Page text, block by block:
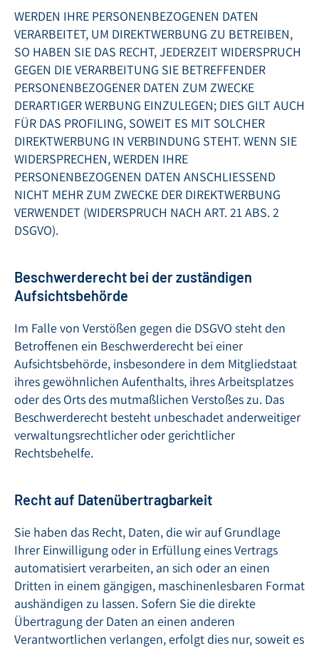
WERDEN IHRE PERSONENBEZOGENEN DATEN
VERARBEITET, UM DIREKTWERBUNG ZU BETREIBEN,
SO HABEN SIE DAS RECHT, JEDERZEIT WIDERSPRUCH
GEGEN DIE VERARBEITUNG SIE BETREFFENDER
PERSONENBEZOGENER DATEN ZUM ZWECKE
DERARTIGER WERBUNG EINZULEGEN; DIES GILT AUCH
FÜR DAS PROFILING, SOWEIT ES MIT SOLCHER
DIREKTWERBUNG IN VERBINDUNG STEHT. WENN SIE
WIDERSPRECHEN, WERDEN IHRE
PERSONENBEZOGENEN DATEN ANSCHLIESSEND
NICHT MEHR ZUM ZWECKE DER DIREKTWERBUNG
VERWENDET (WIDERSPRUCH NACH ART. 21 ABS. 2
DSGVO).
Beschwerderecht bei der zuständigen
Aufsichtsbehörde
Im Falle von Verstößen gegen die DSGVO steht den
Betroffenen ein Beschwerderecht bei einer
Aufsichtsbehörde, insbesondere in dem Mitgliedstaat
ihres gewöhnlichen Aufenthalts, ihres Arbeitsplatzes
oder des Orts des mutmaßlichen Verstoßes zu. Das
Beschwerderecht besteht unbeschadet anderweitiger
verwaltungsrechtlicher oder gerichtlicher
Rechtsbehelfe.
Recht auf Datenübertragbarkeit
Sie haben das Recht, Daten, die wir auf Grundlage
Ihrer Einwilligung oder in Erfüllung eines Vertrags
automatisiert verarbeiten, an sich oder an einen
Dritten in einem gängigen, maschinenlesbaren Format
aushändigen zu lassen. Sofern Sie die direkte
Übertragung der Daten an einen anderen
Verantwortlichen verlangen, erfolgt dies nur, soweit es